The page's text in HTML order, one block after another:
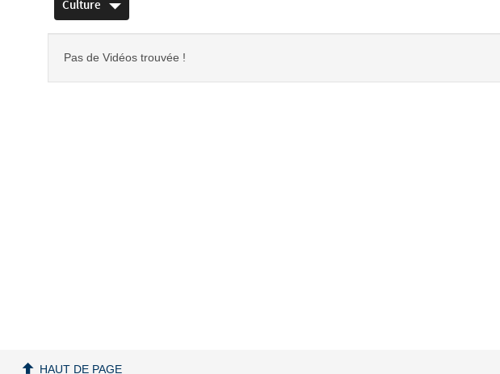
Culture
Pas de Vidéos trouvée !
HAUT DE PAGE